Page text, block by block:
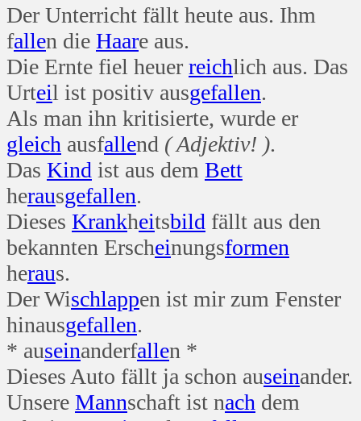
Der Unterricht fällt heute aus. Ihm
fallen die Haare aus.
Die Ernte fiel heuer reichlich aus. Das
Urteil ist positiv ausgefallen.
Als man ihn kritisierte, wurde er
gleich ausfallend ( Adjektiv! ).
Das Kind ist aus dem Bett
herausgefallen.
Dieses Krankheitsbild fällt aus den
bekannten Erscheinungsformen
heraus.
Der Wischlappen ist mir zum Fenster
hinausgefallen.
* auseinanderfallen *
Dieses Auto fällt ja schon auseinander.
Unsere Mannschaft ist nach dem